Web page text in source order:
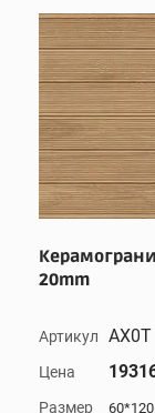
20mm
Артикул AX0T
Цена
Размер